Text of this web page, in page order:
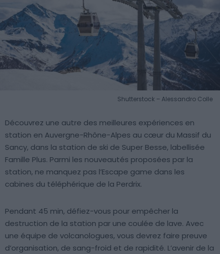
Shutterstock – Alessandro Colle
Découvrez une autre des meilleures expériences en
station en Auvergne-Rhône-Alpes au cœur du Massif du
Sancy, dans la station de ski de Super Besse, labellisée
Famille Plus. Parmi les nouveautés proposées par la
station, ne manquez pas l’Escape game dans les
cabines du téléphérique de la Perdrix.
Pendant 45 min, défiez-vous pour empêcher la
destruction de la station par une coulée de lave. Avec
une équipe de volcanologues, vous devrez faire preuve
d’organisation, de sang-froid et de rapidité. L’avenir de la